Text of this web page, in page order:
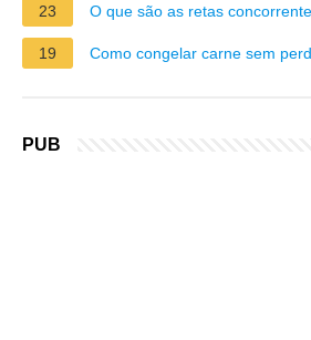
23 O que são as retas
19 Como congelar carne sem
PUB